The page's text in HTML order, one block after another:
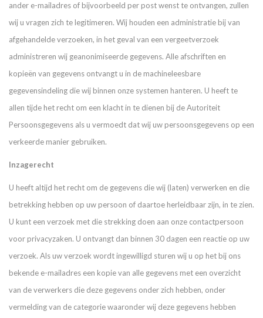
ander e-mailadres of bijvoorbeeld per post wenst te ontvangen, zullen
wij u vragen zich te legitimeren. Wij houden een administratie bij van
afgehandelde verzoeken, in het geval van een vergeetverzoek
administreren wij geanonimiseerde gegevens. Alle afschriften en
kopieën van gegevens ontvangt u in de machineleesbare
gegevensindeling die wij binnen onze systemen hanteren. U heeft te
allen tijde het recht om een klacht in te dienen bij de Autoriteit
Persoonsgegevens als u vermoedt dat wij uw persoonsgegevens op een
verkeerde manier gebruiken.
Inzagerecht
U heeft altijd het recht om de gegevens die wij (laten) verwerken en die
betrekking hebben op uw persoon of daartoe herleidbaar zijn, in te zien.
U kunt een verzoek met die strekking doen aan onze contactpersoon
voor privacyzaken. U ontvangt dan binnen 30 dagen een reactie op uw
verzoek. Als uw verzoek wordt ingewilligd sturen wij u op het bij ons
bekende e-mailadres een kopie van alle gegevens met een overzicht
van de verwerkers die deze gegevens onder zich hebben, onder
vermelding van de categorie waaronder wij deze gegevens hebben